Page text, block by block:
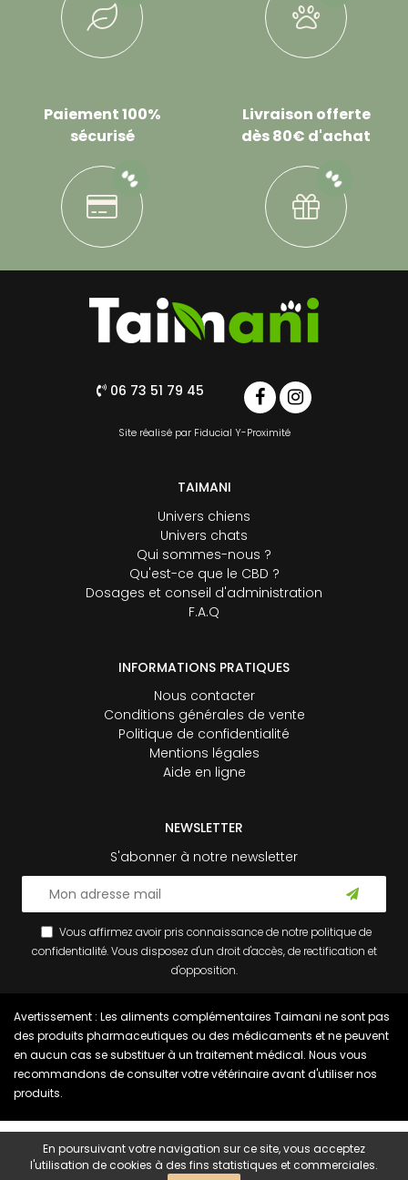
Paiement 100%
sécurisé
Livraison offerte
dès 80€ d'achat
06 73 51 79 45
Site réalisé par Fiducial Y-Proximité
TAIMANI
Univers chiens
Univers chats
Qui sommes-nous ?
Qu'est-ce que le CBD ?
Dosages et conseil d'administration
F.A.Q
INFORMATIONS PRATIQUES
Nous contacter
Conditions générales de vente
Politique de confidentialité
Mentions légales
Aide en ligne
NEWSLETTER
S'abonner à notre newsletter
Vous affirmez avoir pris connaissance de notre politique de
confidentialité. Vous disposez d'un droit d'accès, de rectification et
d'opposition.
Avertissement : Les aliments complémentaires Taimani ne sont pas
des produits pharmaceutiques ou des médicaments et ne peuvent
en aucun cas se substituer à un traitement médical. Nous vous
recommandons de consulter votre vétérinaire avant d'utiliser nos
produits.
En poursuivant votre navigation sur ce site, vous acceptez
l'utilisation de cookies à des fins statistiques et commerciales.